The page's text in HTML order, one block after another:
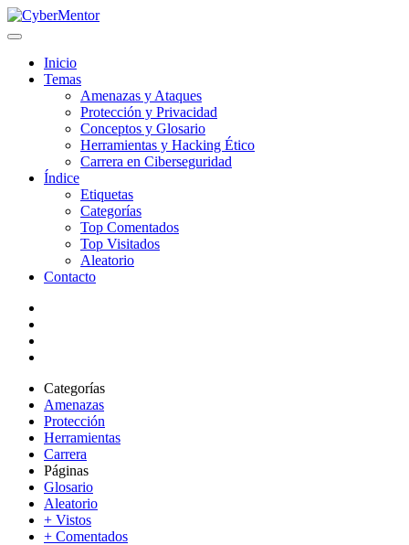
Inicio
Temas
Amenazas y Ataques
Protección y Privacidad
Conceptos y Glosario
Herramientas y Hacking Ético
Carrera en Ciberseguridad
Índice
Etiquetas
Categorías
Top Comentados
Top Visitados
Aleatorio
Contacto
Categorías
Amenazas
Protección
Herramientas
Carrera
Páginas
Glosario
Aleatorio
+ Vistos
+ Comentados